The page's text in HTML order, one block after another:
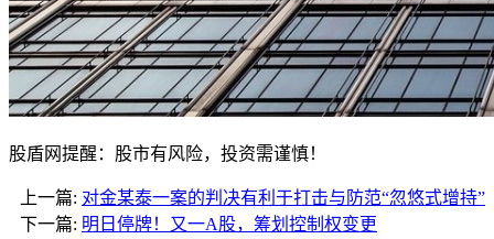
股盾网提醒：股市有风险，投资需谨慎！
上一篇: 对金某泰一案的判决有利于打击与防范“忽悠式增持”
下一篇: 明日停牌！又一A股，筹划控制权变更